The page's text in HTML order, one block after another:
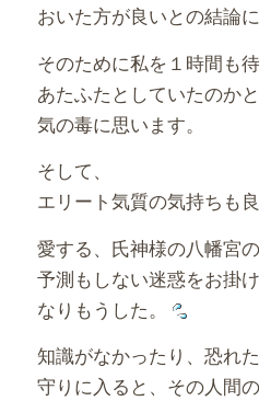
おいた方が良いとの結論
そのために私を１時間も待
あたふたとしていたのかと
気の毒に思います。
そして、
エリート気質の気持ちも
愛する、氏神様の八幡宮
予測もしない迷惑をお掛
なりもうした。
知識がなかったり、恐れた
守りに入ると、その人間